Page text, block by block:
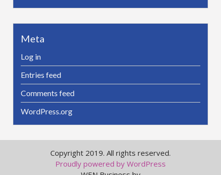
Meta
Log in
Entries feed
Comments feed
WordPress.org
Copyright 2019. All rights reserved.
Proudly powered by WordPress